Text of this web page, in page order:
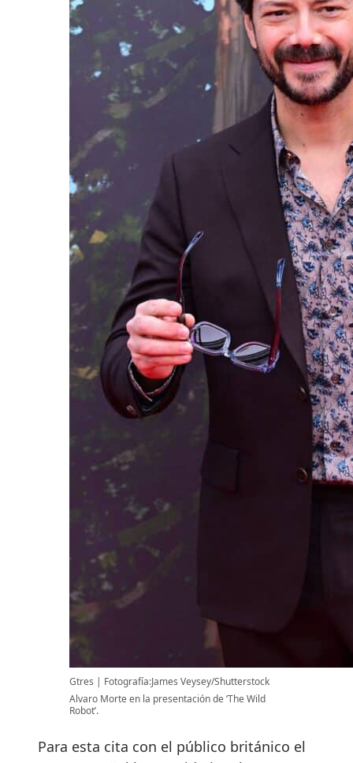
Gtres
Fotografía:James Veysey/Shutterstock
Alvaro Morte en la presentación de ‘The Wild
Robot’.
Para esta cita con el público británico el